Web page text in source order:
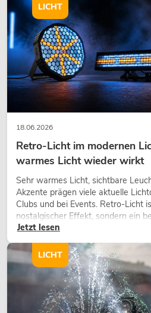
18.06.2026
Retro-Licht im modernen
warmes Licht wieder wirkt
Sehr warmes Licht, sichtbare
Akzente prägen viele aktuelle
Clubs und bei Events. Retro-Licht
nostalgischer Effekt, sondern ein
Gestaltungsmittel: Es schafft
wirken lassen.
Jetzt lesen
LICHT
LICHT